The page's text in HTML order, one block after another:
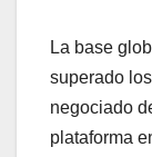
La base
superado
negociado
plataforma